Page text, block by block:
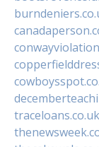
traceloans.co.uk